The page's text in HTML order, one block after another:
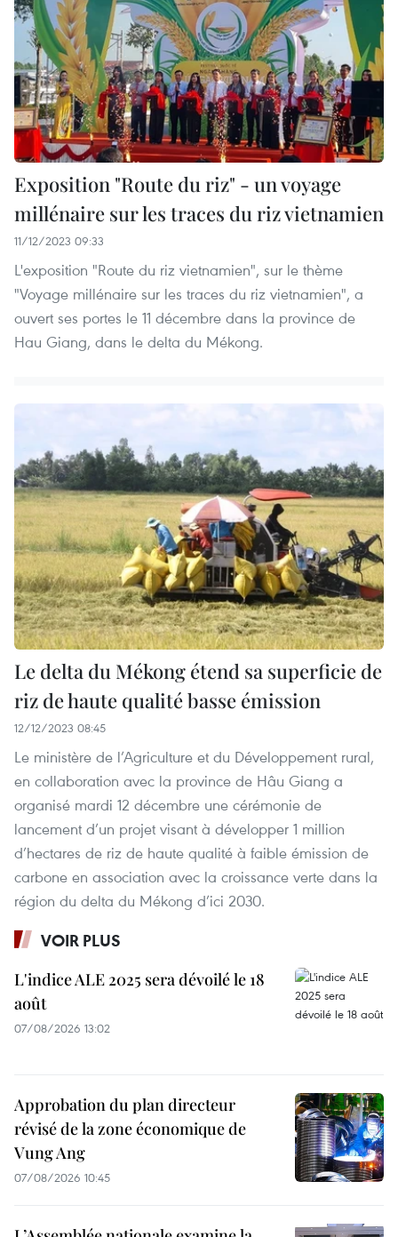
Exposition "Route du riz" - un voyage
millénaire sur les traces du riz vietnamien
11/12/2023 09:33
L'exposition "Route du riz vietnamien", sur le thème
"Voyage millénaire sur les traces du riz vietnamien", a
ouvert ses portes le 11 décembre dans la province de
Hau Giang, dans le delta du Mékong.
Le delta du Mékong étend sa superficie de
riz de haute qualité basse émission
12/12/2023 08:45
Le ministère de l’Agriculture et du Développement rural,
en collaboration avec la province de Hâu Giang a
organisé mardi 12 décembre une cérémonie de
lancement d’un projet visant à développer 1 million
d’hectares de riz de haute qualité à faible émission de
carbone en association avec la croissance verte dans la
région du delta du Mékong d’ici 2030.
VOIR PLUS
L'indice ALE 2025 sera dévoilé le 18
août
07/08/2026 13:02
Approbation du plan directeur
révisé de la zone économique de
Vung Ang
07/08/2026 10:45